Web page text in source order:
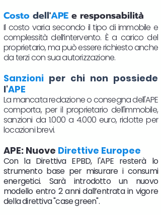
Costo dell'APE e responsabilità
Il costo varia secondo il tipo di immobile e
complessità dell’intervento. È a carico del
proprietario, ma può essere richiesto anche
da terzi con sua autorizzazione.
Sanzioni per chi non possiede
l'APE
La mancata redazione o consegna dell'APE
comporta, per il proprietario dell'immobile,
sanzioni da 1.000 a 4.000 euro, ridotte per
locazioni brevi.
APE: Nuove Direttive Europee
Con la Direttiva EPBD, l'APE resterà lo
strumento base per misurare i consumi
energetici. Sarà introdotto un nuovo
modello entro 2 anni dall’entrata in vigore
della direttiva "case green".